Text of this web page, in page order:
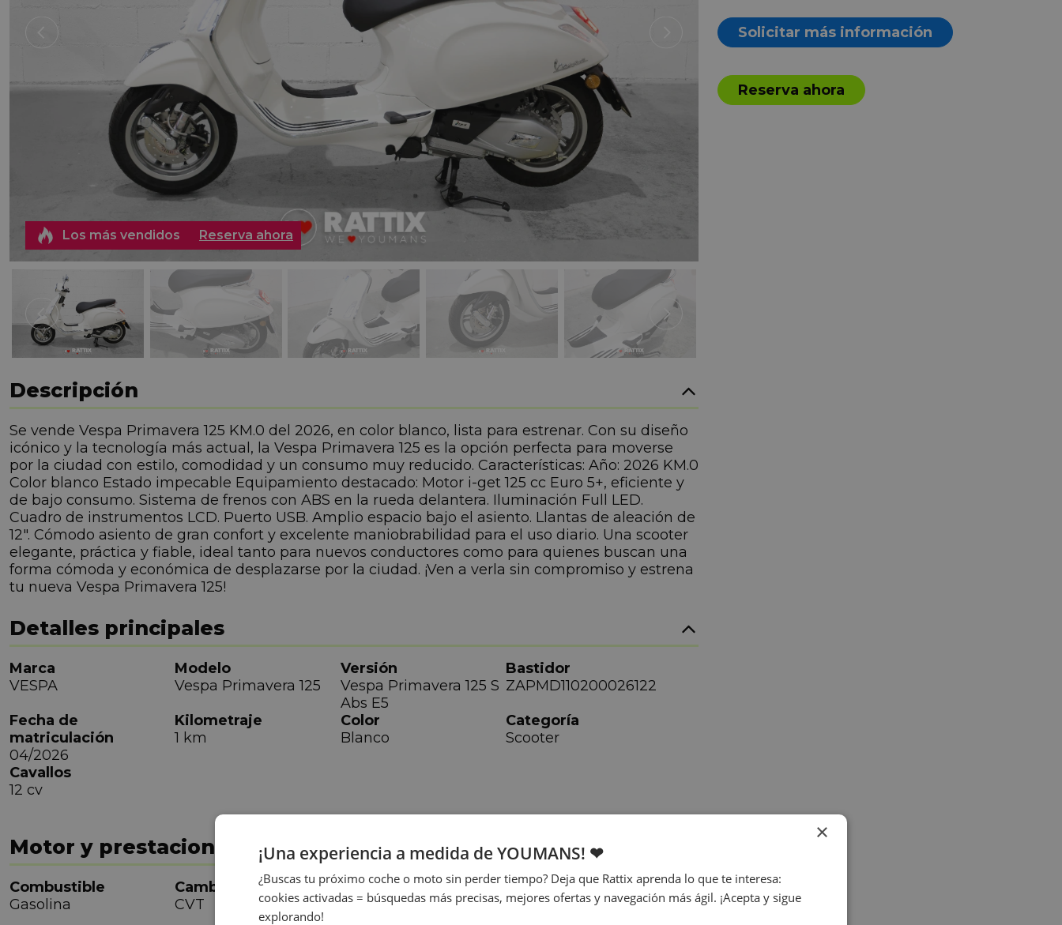
Los más vendidos Reserva ahora
Descripción
Se vende Vespa Primavera 125 KM.0 del 2026, en color blanco, lista para estrenar. Con su diseño
icónico y la tecnología más actual, la Vespa Primavera 125 es la opción perfecta para moverse
por la ciudad con estilo, comodidad y un consumo muy reducido. Características: Año: 2026 KM.0
Color blanco Estado impecable Equipamiento destacado: Motor i-get 125 cc Euro 5+, eficiente y
de bajo consumo. Sistema de frenos con ABS en la rueda delantera. Iluminación Full LED.
Cuadro de instrumentos LCD. Puerto USB. Amplio espacio bajo el asiento. Llantas de aleación de
12". Cómodo asiento de gran confort y excelente maniobrabilidad para el uso diario. Una scooter
elegante, práctica y fiable, ideal tanto para nuevos conductores como para quienes buscan una
forma cómoda y económica de desplazarse por la ciudad. ¡Ven a verla sin compromiso y estrena
tu nueva Vespa Primavera 125!
Detalles principales
Marca
VESPA
Modelo
Vespa Primavera 125
Versión
Vespa Primavera 125 S
Abs E5
Bastidor
ZAPMD110200026122
Fecha de
matriculación
04/2026
Kilometraje
1 km
Color
Blanco
Categoría
Scooter
Cavallos
12 cv
Motor y prestaciones
Combustible
Gasolina
Cambio
CVT
Cilindrada
124 cc
Potencia
8,8 kw
Solicitar más información
Reserva ahora
×
¡Una experiencia a medida de YOUMANS! ❤
¿Buscas tu próximo coche o moto sin perder tiempo? Deja que Rattix aprenda lo que te interesa:
cookies activadas = búsquedas más precisas, mejores ofertas y navegación más ágil. ¡Acepta y sigue
explorando!